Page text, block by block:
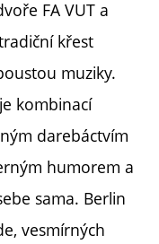
FA VUT a
křest
muziky.
kombinací
darebáctvím
humorem a
sama. Berlin
vesmírných